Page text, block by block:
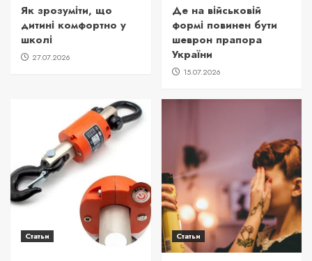
Як зрозуміти, що
дитині комфортно у
школі
27.07.2026
Де на військовій
формі повинен бути
шеврон прапора
України
15.07.2026
Статьи Статьи